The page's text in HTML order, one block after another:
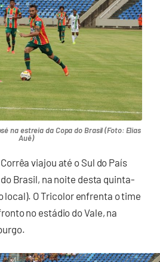
na estreia da Copa do Brasil (Foto: Elias
Auê)
viajou até o Sul do País
Brasil, na noite desta quinta-
local). O Tricolor enfrenta o time
no estádio do Vale, na